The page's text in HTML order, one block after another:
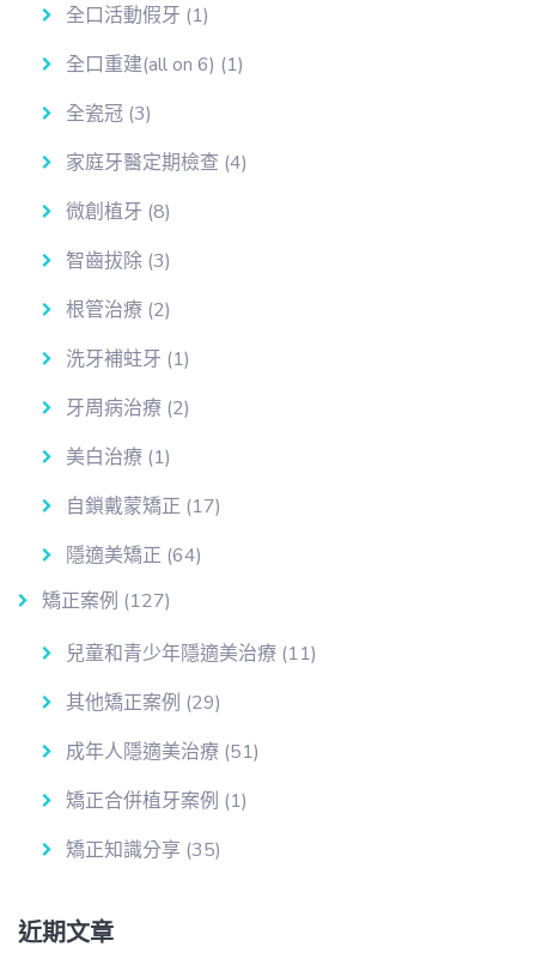
全口活動假牙 (1)
全口重建(all on 6) (1)
全瓷冠 (3)
家庭牙醫定期檢查 (4)
微創植牙 (8)
智齒拔除 (3)
根管治療 (2)
洗牙補蛀牙 (1)
牙周病治療 (2)
美白治療 (1)
自鎖戴蒙矯正 (17)
隱適美矯正 (64)
矯正案例 (127)
兒童和青少年隱適美治療 (11)
其他矯正案例 (29)
成年人隱適美治療 (51)
矯正合併植牙案例 (1)
矯正知識分享 (35)
近期文章